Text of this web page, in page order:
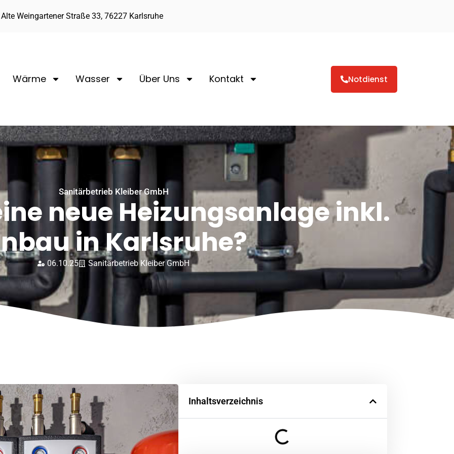
Alte Weingartener Straße 33, 76227 Karlsruhe
Wärme Wasser Über Uns Kontakt Notdienst
Sanitärbetrieb Kleiber GmbH
neue Heizungsanlage inkl.
in Karlsruhe?
06.10.25 Sanitärbetrieb Kleiber GmbH
Inhaltsverzeichnis